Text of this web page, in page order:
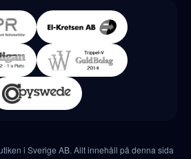
i Sverige AB. Allt innehåll på denna sida